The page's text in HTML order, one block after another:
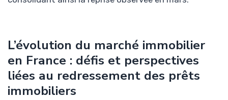
L’évolution du marché immobilier
en France : défis et perspectives
liées au redressement des prêts
immobiliers